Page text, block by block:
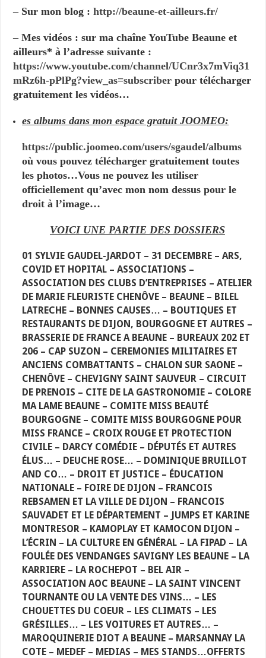
– Sur mon blog :http://beaune-et-ailleurs.fr/
– Mes vidéos : sur ma chaîne YouTube Beaune et
ailleurs* à l’adresse suivante :
https://www.youtube.com/channel/UCnr3x7mViq31
mRz6h-pPlPg?view_as=subscriber pour télécharger
gratuitement les vidéos…
es albums dans mon espace gratuit JOOMEO:
https://public.joomeo.com/users/sgaudel/albums
où vous pouvez télécharger gratuitement toutes
les photos…Vous ne pouvez les utiliser
officiellement qu’avec mon nom dessus pour le
droit à l’image…
VOICI UNE PARTIE DES DOSSIERS
01 SYLVIE GAUDEL-JARDOT – 31 DECEMBRE – ARS,
COVID ET HOPITAL – ASSOCIATIONS –
ASSOCIATION DES CLUBS D’ENTREPRISES – ATELIER
DE MARIE FLEURISTE CHENÔVE – BEAUNE – BILEL
LATRECHE – BONNES CAUSES… – BOUTIQUES ET
RESTAURANTS DE DIJON, BOURGOGNE ET AUTRES –
BRASSERIE DE FRANCE A BEAUNE – BUREAUX 202 ET
206 – CAP SUZON – CEREMONIES MILITAIRES ET
ANCIENS COMBATTANTS – CHALON SUR SAONE –
CHENÔVE – CHEVIGNY SAINT SAUVEUR – CIRCUIT
DE PRENOIS – CITE DE LA GASTRONOMIE – COLORE
MA LAME BEAUNE – COMITE MISS BEAUTÉ
BOURGOGNE – COMITE MISS BOURGOGNE POUR
MISS FRANCE – CROIX ROUGE ET PROTECTION
CIVILE – DARCY COMÉDIE – DÉPUTÉS ET AUTRES
ÉLUS… – DEUCHE ROSE… – DOMINIQUE BRUILLOT
AND CO… – DROIT ET JUSTICE – ÉDUCATION
NATIONALE – FOIRE DE DIJON – FRANCOIS
REBSAMEN ET LA VILLE DE DIJON – FRANCOIS
SAUVADET ET LE DÉPARTEMENT – JUMPS ET KARINE
MONTRESOR – KAMOPLAY ET KAMOCON DIJON –
L’ÉCRIN – LA CULTURE EN GÉNÉRAL – LA FIPAD – LA
FOULÉE DES VENDANGES SAVIGNY LES BEAUNE – LA
KARRIERE – LA ROCHEPOT – BEL AIR –
ASSOCIATION AOC BEAUNE – LA SAINT VINCENT
TOURNANTE OU LA VENTE DES VINS… – LES
CHOUETTES DU COEUR – LES CLIMATS – LES
GRÉSILLES… – LES VOITURES ET AUTRES… –
MAROQUINERIE DIOT A BEAUNE – MARSANNAY LA
COTE – MEDEF – MEDIAS – MES STANDS…OFFERTS